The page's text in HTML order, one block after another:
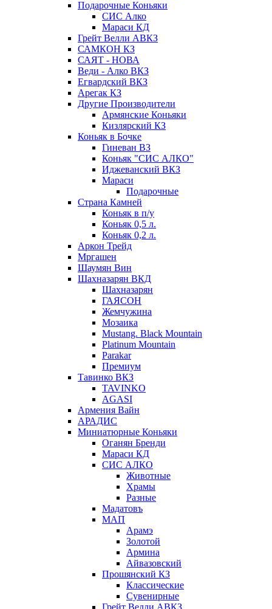
Подарочные Коньяки
СИС Алко
Мараси КД
Грейт Велли АВКЗ
САМКОН КЗ
САЯТ - НОВА
Веди - Алко ВКЗ
Егвардский ВКЗ
Арегак КЗ
Другие Производители
Армянские Коньяки
Кизлярский КЗ
Коньяк в Бочке
Гиневан ВЗ
Коньяк "СИС АЛКО"
Иджеванский ВКЗ
Мараси
Подарочные
Страна Камней
Коньяк в п/у
Коньяк 0,5 л.
Коньяк 0,2 л.
Аркон Трейд
Мргашен
Шаумян Вин
Шахназарян ВКД
Шахназарян
ГАЯСОН
Жемчужина
Мозаика
Mustang. Black Mountain
Platinum Mountain
Parakar
Премиум
Тавинко ВКЗ
TAVINKO
AGASI
Армения Вайн
АРАДИС
Миниатюрные Коньяки
Оганян Бренди
Мараси КД
СИС АЛКО
Животные
Храмы
Разные
Мадатовъ
МАП
Арамэ
Золотой
Армина
Айвазовский
Прошянский КЗ
Классические
Сувенирные
Грейт Велли АВКЗ